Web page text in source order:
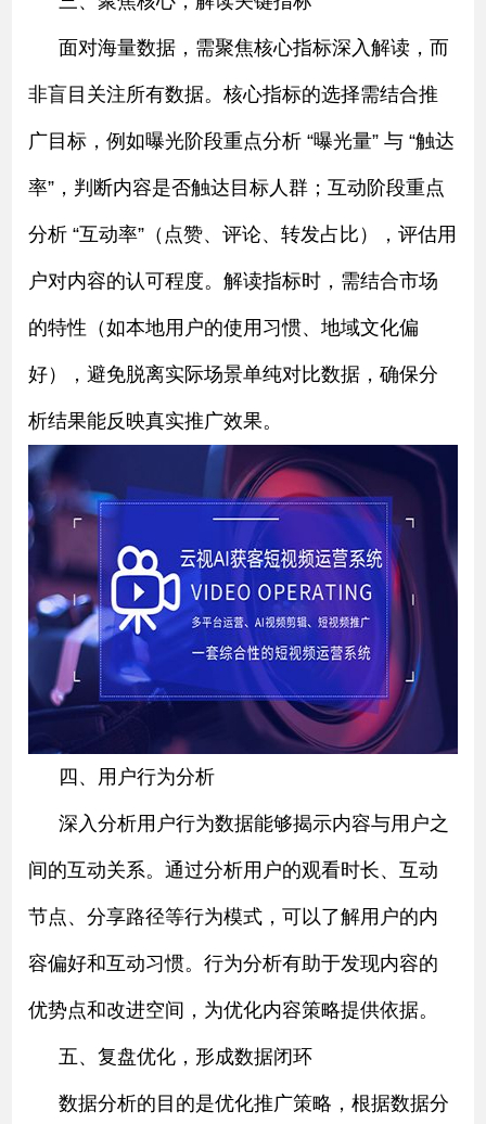
面对海量数据，需聚焦核心指标深入解读，而
非盲目关注所有数据。核心指标的选择需结合推
广目标，例如曝光阶段重点分析 “曝光量” 与 “触达
率”，判断内容是否触达目标人群；互动阶段重点
分析 “互动率”（点赞、评论、转发占比），评估用
户对内容的认可程度。解读指标时，需结合市场
的特性（如本地用户的使用习惯、地域文化偏
好），避免脱离实际场景单纯对比数据，确保分
析结果能反映真实推广效果。
四、用户行为分析
深入分析用户行为数据能够揭示内容与用户之
间的互动关系。通过分析用户的观看时长、互动
节点、分享路径等行为模式，可以了解用户的内
容偏好和互动习惯。行为分析有助于发现内容的
优势点和改进空间，为优化内容策略提供依据。
五、复盘优化，形成数据闭环
数据分析的目的是优化推广策略，根据数据分